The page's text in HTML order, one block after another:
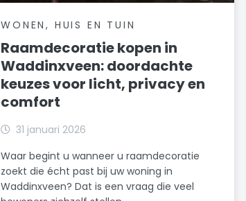
WONEN, HUIS EN TUIN
Raamdecoratie kopen in
Waddinxveen: doordachte
keuzes voor licht, privacy en
comfort
31 januari 2026
Waar begint u wanneer u raamdecoratie
zoekt die écht past bij uw woning in
Waddinxveen? Dat is een vraag die veel